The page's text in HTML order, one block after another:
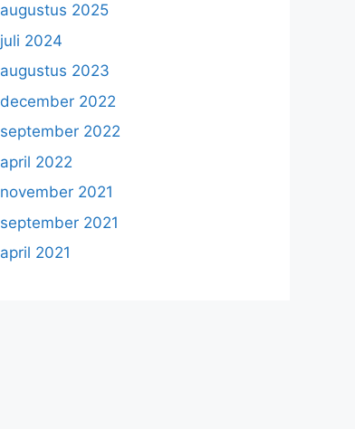
augustus 2025
juli 2024
augustus 2023
december 2022
september 2022
april 2022
november 2021
september 2021
april 2021